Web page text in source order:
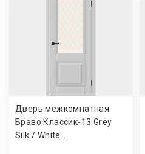
Дверь межкомнатная
Браво Классик-13 Grey
Silk / White...